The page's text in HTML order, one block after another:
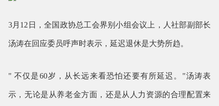
3月12日，全国政协总工会界别小组会议上，人社部副部长
汤涛在回应委员呼声时表示，延迟退休是大势所趋。
" 不仅是60岁，从长远来看恐怕还要有所延迟。"汤涛表
示，无论是从养老金方面，还是从人力资源的合理配置来